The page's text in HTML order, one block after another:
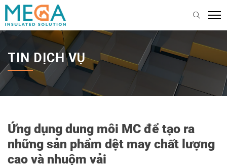
TIN DỊCH VỤ
Ứng dụng dung môi MC để tạo ra
những sản phẩm dệt may chất lượng
cao và nhuộm vải